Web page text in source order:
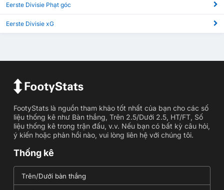
Eerste Divisie Phạt góc
Eerste Divisie xG
FootyStats là nguồn tham khảo tốt nhất của bạn cho các số
liệu thống kê như Bàn thắng, Trên 2.5/Dưới 2.5, HT/FT, Số
liệu thống kê trong trận đấu, v.v. Nếu bạn có bất kỳ câu hỏi,
ý kiến hoặc phản hồi nào, vui lòng liên hệ với chúng tôi.
Thống kê
Trên/Dưới bàn thắng